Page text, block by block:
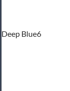
Deep Blue6